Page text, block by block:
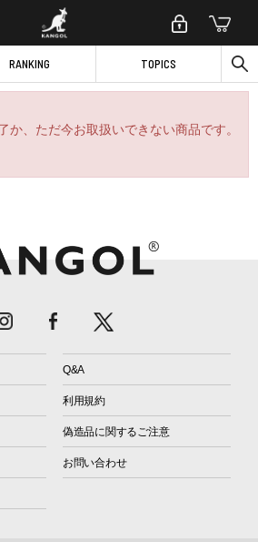
RANKING TOPICS
か、ただ今お取扱いできない商品です。
Q&A
利用規約
偽造品に関するご注意
お問い合わせ